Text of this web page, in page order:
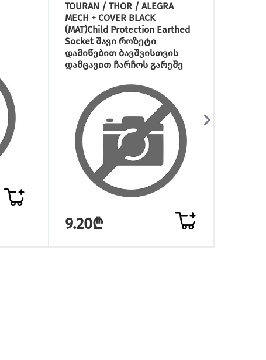
TOURAN / THOR / ALEGRA
MECH + COVER BLACK
(MAT)Child Protection Earthed
Socket შავი როზეტი
დამიწებით ბავშვისთვის
დამცავით ჩარჩოს გარეშე
9.20₾